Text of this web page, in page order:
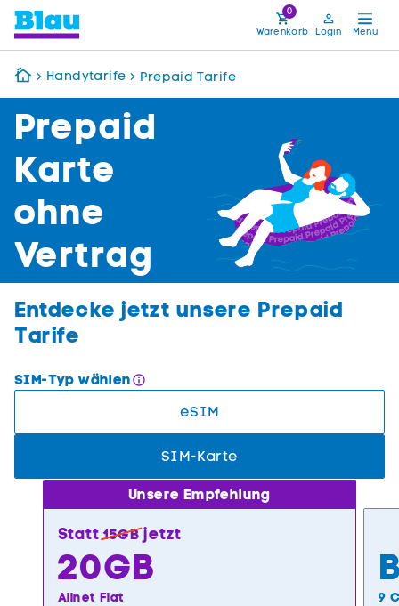
0
Warenkorb
Login
Handytarife Prepaid Tarife
Prepaid
Karte
ohne
Vertrag
Entdecke jetzt unsere Prepaid
Tarife
SIM-Typ wählen
Unsere Empfehlung
Statt15GBjetzt
20GB
Allnet Flat 9